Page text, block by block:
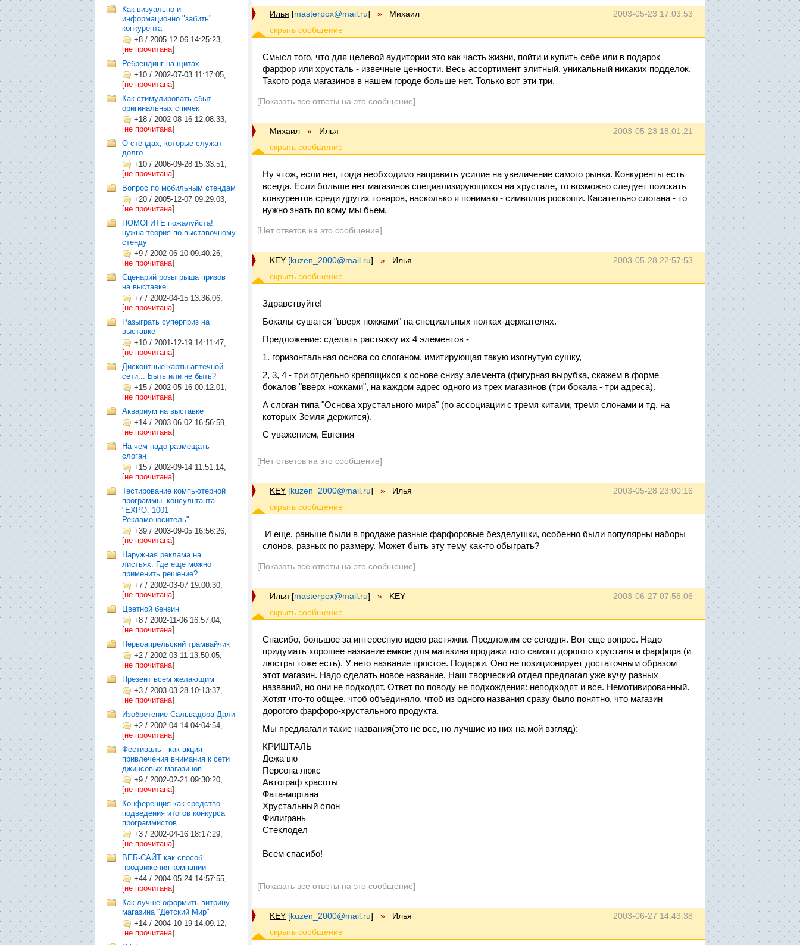
Как визуально и
информационно "забить"
конкурента
+8 / 2005-12-06 14:25:23,
[не прочитана]
Ребрендинг на щитах
+10 / 2002-07-03 11:17:05,
[не прочитана]
Как стимулировать сбыт
оригинальных спичек
+18 / 2002-08-16 12:08:33,
[не прочитана]
О стендах, которые служат
долго
+10 / 2006-09-28 15:33:51,
[не прочитана]
Вопрос по мобильным стендам
+20 / 2005-12-07 09:29:03,
[не прочитана]
ПОМОГИТЕ пожалуйста!
нужна теория по выставочному
стенду
+9 / 2002-06-10 09:40:26,
[не прочитана]
Сценарий розыгрыша призов
на выставке
+7 / 2002-04-15 13:36:06,
[не прочитана]
Разыграть суперприз на
выставке
+10 / 2001-12-19 14:11:47,
[не прочитана]
Дисконтные карты аптечной
сети... Быть или не быть?
+15 / 2002-05-16 00:12:01,
[не прочитана]
Аквариум на выставке
+14 / 2003-06-02 16:56:59,
[не прочитана]
На чём надо размещать
слоган
+15 / 2002-09-14 11:51:14,
[не прочитана]
Тестирование компьютерной
программы -консультанта
"EXPO: 1001
Рекламоноситель"
+39 / 2003-09-05 16:56:26,
[не прочитана]
Наружная реклама на...
листьях. Где еще можно
применить решение?
+7 / 2002-03-07 19:00:30,
[не прочитана]
Цветной бензин
+8 / 2002-11-06 16:57:04,
[не прочитана]
Первоапрельский трамвайчик
+2 / 2002-03-11 13:50:05,
[не прочитана]
Презент всем желающим
+3 / 2003-03-28 10:13:37,
[не прочитана]
Изобретение Сальвадора Дали
+2 / 2002-04-14 04:04:54,
[не прочитана]
Фестиваль - как акция
привлечения внимания к сети
джинсовых магазинов
+9 / 2002-02-21 09:30:20,
[не прочитана]
Конференция как средство
подведения итогов конкурса
программистов.
+3 / 2002-04-16 18:17:29,
[не прочитана]
ВЕБ-САЙТ как способ
продвижения компании
+44 / 2004-05-24 14:57:55,
[не прочитана]
Как лучше оформить витрину
магазина "Детский Мир"
+14 / 2004-10-19 14:09:12,
[не прочитана]
2003-05-23 17:03:53
Илья [masterpox@mail.ru] » Михаил
Смысл того, что для целевой аудитории это как часть жизни, пойти и купить себе или в подарок
фарфор или хрусталь - извечные ценности. Весь ассортимент элитный, уникальный никаких подделок.
Такого рода магазинов в нашем городе больше нет. Только вот эти три.
[Показать все ответы на это сообщение]
2003-05-23 18:01:21
Михаил » Илья
Ну чтож, если нет, тогда необходимо направить усилие на увеличение самого рынка. Конкуренты есть
всегда. Если больше нет магазинов специализирующихся на хрустале, то возможно следует поискать
конкурентов среди других товаров, насколько я понимаю - символов роскоши. Касательно слогана - то
нужно знать по кому мы бьем.
[Нет ответов на это сообщение]
2003-05-28 22:57:53
KEY [kuzen_2000@mail.ru] » Илья
Здравствуйте!
Бокалы сушатся "вверх ножками" на специальных полках-держателях.
Предложение: сделать растяжку их 4 элементов -
1. горизонтальная основа со слоганом, имитирующая такую изогнутую сушку,
2, 3, 4 - три отдельно крепящихся к основе снизу элемента (фигурная вырубка, скажем в форме
бокалов "вверх ножками", на каждом адрес одного из трех магазинов (три бокала - три адреса).
А слоган типа "Основа хрустального мира" (по ассоциации с тремя китами, тремя слонами и тд. на
которых Земля держится).
С уважением, Евгения
[Нет ответов на это сообщение]
2003-05-28 23:00:16
KEY [kuzen_2000@mail.ru] » Илья
И еще, раньше были в продаже разные фарфоровые безделушки, особенно были популярны наборы
слонов, разных по размеру. Может быть эту тему как-то обыграть?
[Показать все ответы на это сообщение]
2003-06-27 07:56:06
Илья [masterpox@mail.ru] » KEY
Спасибо, большое за интересную идею растяжки. Предложим ее сегодня. Вот еще вопрос. Надо
придумать хорошее название емкое для магазина продажи того самого дорогого хрусталя и фарфора (и
люстры тоже есть). У него название простое. Подарки. Оно не позиционирует достаточным образом
этот магазин. Надо сделать новое название. Наш творческий отдел предлагал уже кучу разных
названий, но они не подходят. Ответ по поводу не подхождения: неподходят и все. Немотивированный.
Хотят что-то общее, чтоб объединяло, чтоб из одного названия сразу было понятно, что магазин
дорогого фарфоро-хрустального продукта.
Мы предлагали такие названия(это не все, но лучшие из них на мой взгляд):
КРИШТАЛЬ
Дежа вю
Персона люкс
Автограф красоты
Фата-моргана
Хрустальный слон
Филигрань
Стеклодел
Всем спасибо!
[Показать все ответы на это сообщение]
2003-06-27 14:43:38
KEY [kuzen_2000@mail.ru] » Илья